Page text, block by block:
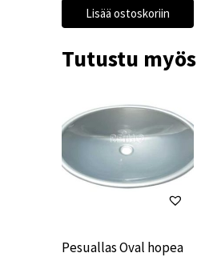
Lisää ostoskoriin
Tutustu myös
Pesuallas Oval hopea